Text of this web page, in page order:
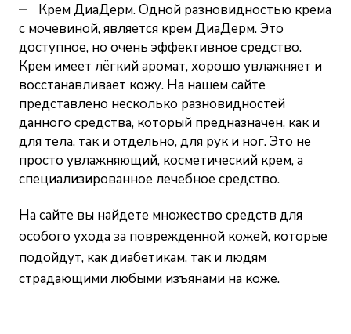
Крем ДиаДерм. Одной разновидностью крема
с мочевиной, является крем ДиаДерм. Это
доступное, но очень эффективное средство.
Крем имеет лёгкий аромат, хорошо увлажняет и
восстанавливает кожу. На нашем сайте
представлено несколько разновидностей
данного средства, который предназначен, как и
для тела, так и отдельно, для рук и ног. Это не
просто увлажняющий, косметический крем, а
специализированное лечебное средство.
На сайте вы найдете множество средств для
особого ухода за поврежденной кожей, которые
подойдут, как диабетикам, так и людям
страдающими любыми изъянами на коже.